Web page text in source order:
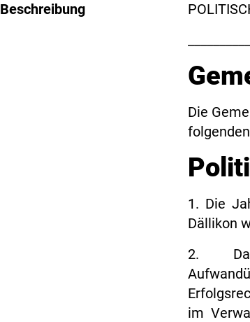
Beschreibung
Die
1. Die
Dällikon
2.
im